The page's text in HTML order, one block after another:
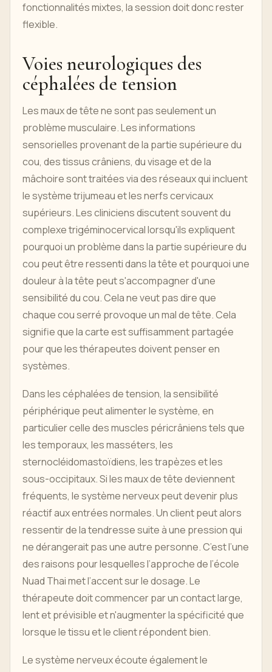
fonctionnalités mixtes, la session doit donc rester
flexible.
Voies neurologiques des
céphalées de tension
Les maux de tête ne sont pas seulement un
problème musculaire. Les informations
sensorielles provenant de la partie supérieure du
cou, des tissus crâniens, du visage et de la
mâchoire sont traitées via des réseaux qui incluent
le système trijumeau et les nerfs cervicaux
supérieurs. Les cliniciens discutent souvent du
complexe trigéminocervical lorsqu'ils expliquent
pourquoi un problème dans la partie supérieure du
cou peut être ressenti dans la tête et pourquoi une
douleur à la tête peut s'accompagner d'une
sensibilité du cou. Cela ne veut pas dire que
chaque cou serré provoque un mal de tête. Cela
signifie que la carte est suffisamment partagée
pour que les thérapeutes doivent penser en
systèmes.
Dans les céphalées de tension, la sensibilité
périphérique peut alimenter le système, en
particulier celle des muscles péricrâniens tels que
les temporaux, les masséters, les
sternocléidomastoïdiens, les trapèzes et les
sous-occipitaux. Si les maux de tête deviennent
fréquents, le système nerveux peut devenir plus
réactif aux entrées normales. Un client peut alors
ressentir de la tendresse suite à une pression qui
ne dérangerait pas une autre personne. C’est l’une
des raisons pour lesquelles l’approche de l’école
Nuad Thai met l’accent sur le dosage. Le
thérapeute doit commencer par un contact large,
lent et prévisible et n'augmenter la spécificité que
lorsque le tissu et le client répondent bien.
Le système nerveux écoute également le